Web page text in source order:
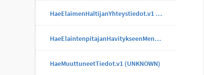
HaeElaimenHaltijanYhteystiedot.v1 (UNKNOWN)
HaeElaintenpitajanHavitykseenMenneetElaimet.v1 (UNKNOWN)
HaeMuuttuneetTiedot.v1 (UNKNOWN)